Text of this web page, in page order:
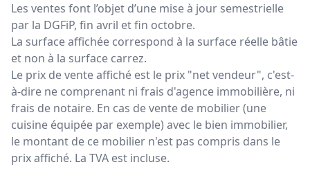
Les ventes font l’objet d’une mise à jour semestrielle
par la DGFiP, fin avril et fin octobre.
La surface affichée correspond à la surface réelle bâtie
et non à la surface carrez.
Le prix de vente affiché est le prix "net vendeur", c'est-
à-dire ne comprenant ni frais d'agence immobilière, ni
frais de notaire. En cas de vente de mobilier (une
cuisine équipée par exemple) avec le bien immobilier,
le montant de ce mobilier n'est pas compris dans le
prix affiché. La TVA est incluse.